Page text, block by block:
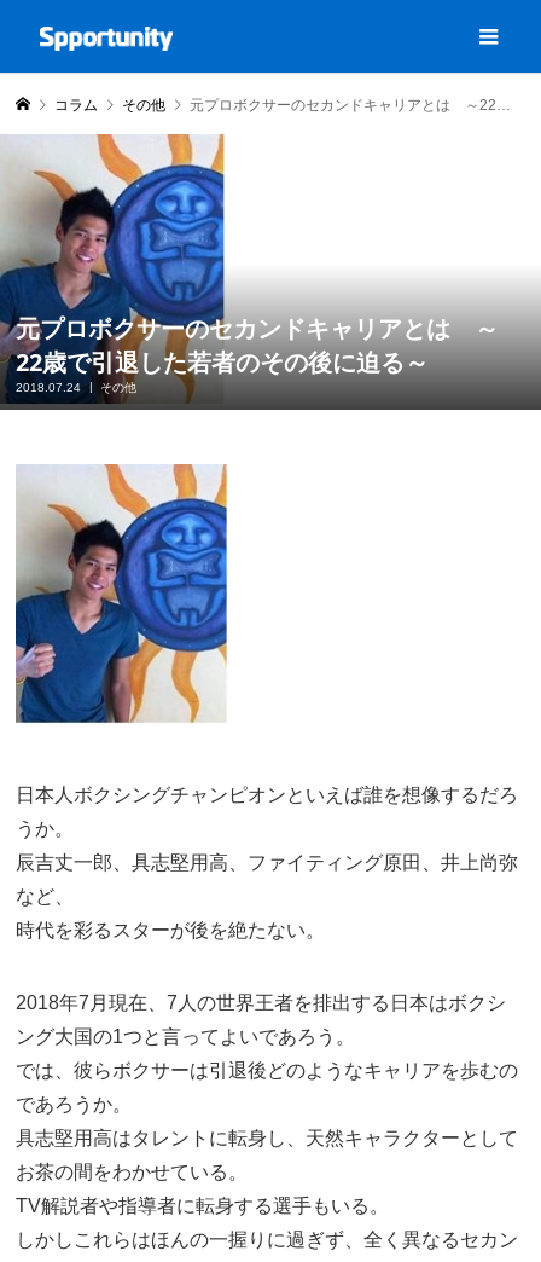
コラム その他 元プロボクサーのセカンドキャリアとは ～22歳で引退した若者のその後に迫る～
元プロボクサーのセカンドキャリアとは ～
22歳で引退した若者のその後に迫る～
2018.07.24 その他
日本人ボクシングチャンピオンといえば誰を想像するだろ
うか。
辰吉丈一郎、具志堅用高、ファイティング原田、井上尚弥
など、
時代を彩るスターが後を絶たない。
2018年7月現在、7人の世界王者を排出する日本はボクシ
ング大国の1つと言ってよいであろう。
では、彼らボクサーは引退後どのようなキャリアを歩むの
であろうか。
具志堅用高はタレントに転身し、天然キャラクターとして
お茶の間をわかせている。
TV解説者や指導者に転身する選手もいる。
しかしこれらはほんの一握りに過ぎず、全く異なるセカン